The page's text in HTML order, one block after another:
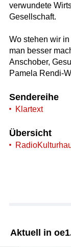
verwundete
Gesellschaft.
Wo stehen wir
man besser
Anschober,
Pamela Rendi-
Sendereihe
Klartext
Übersicht
Aktuell in